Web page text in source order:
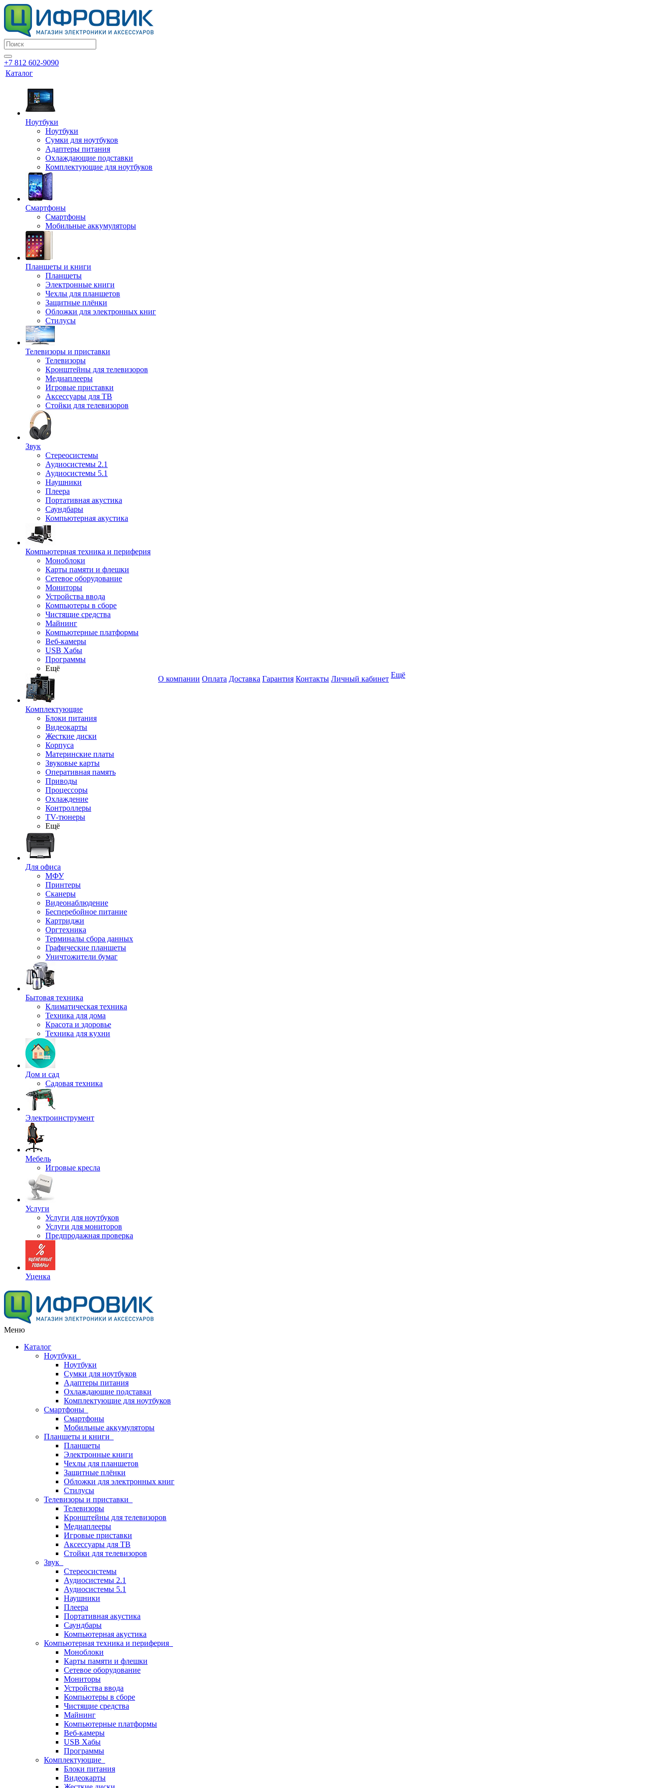
+7 812 602-9090
Каталог
Ноутбуки
Ноутбуки
Сумки для ноутбуков
Адаптеры питания
Охлаждающие подставки
Комплектующие для ноутбуков
Смартфоны
Смартфоны
Мобильные аккумуляторы
Планшеты и книги
Планшеты
Электронные книги
Чехлы для планшетов
Защитные плёнки
Обложки для электронных книг
Стилусы
Телевизоры и приставки
Телевизоры
Кронштейны для телевизоров
Медиаплееры
Игровые приставки
Аксессуары для ТВ
Стойки для телевизоров
Звук
Стереосистемы
Аудиосистемы 2.1
Аудиосистемы 5.1
Наушники
Плеера
Портативная акустика
Саундбары
Компьютерная акустика
Компьютерная техника и периферия
Моноблоки
Карты памяти и флешки
Сетевое оборудование
Мониторы
Устройства ввода
Компьютеры в сборе
Чистящие средства
Майнинг
Компьютерные платформы
Веб-камеры
USB Хабы
Программы
Ещё
Комплектующие
Блоки питания
Видеокарты
Жесткие диски
Корпуса
Материнские платы
Звуковые карты
Оперативная память
Приводы
Процессоры
Охлаждение
Контроллеры
TV-тюнеры
Ещё
Для офиса
МФУ
Принтеры
Сканеры
Видеонаблюдение
Бесперебойное питание
Картриджи
Оргтехника
Терминалы сбора данных
Графические планшеты
Уничтожители бумаг
Бытовая техника
Климатическая техника
Техника для дома
Красота и здоровье
Техника для кухни
Дом и сад
Садовая техника
Электроинструмент
Мебель
Игровые кресла
Услуги
Услуги для ноутбуков
Услуги для мониторов
Предпродажная проверка
Уценка
О компании Оплата Доставка Гарантия Контакты Личный кабинет Ещё
Меню
Каталог
Ноутбуки
Ноутбуки
Сумки для ноутбуков
Адаптеры питания
Охлаждающие подставки
Комплектующие для ноутбуков
Смартфоны
Смартфоны
Мобильные аккумуляторы
Планшеты и книги
Планшеты
Электронные книги
Чехлы для планшетов
Защитные плёнки
Обложки для электронных книг
Стилусы
Телевизоры и приставки
Телевизоры
Кронштейны для телевизоров
Медиаплееры
Игровые приставки
Аксессуары для ТВ
Стойки для телевизоров
Звук
Стереосистемы
Аудиосистемы 2.1
Аудиосистемы 5.1
Наушники
Плеера
Портативная акустика
Саундбары
Компьютерная акустика
Компьютерная техника и периферия
Моноблоки
Карты памяти и флешки
Сетевое оборудование
Мониторы
Устройства ввода
Компьютеры в сборе
Чистящие средства
Майнинг
Компьютерные платформы
Веб-камеры
USB Хабы
Программы
Комплектующие
Блоки питания
Видеокарты